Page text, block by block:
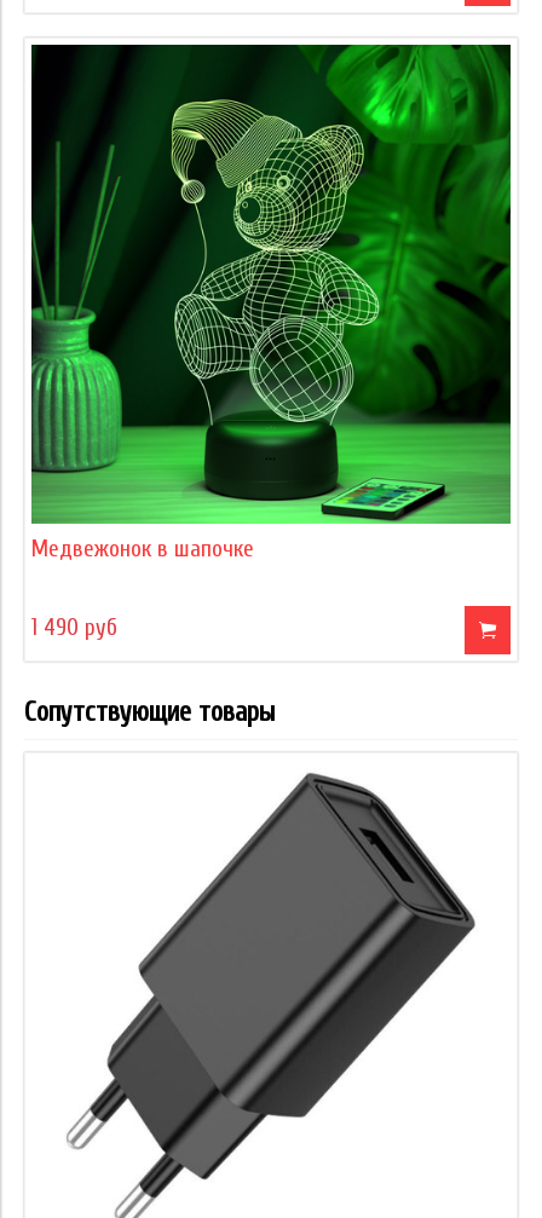
Медвежонок в шапочке
1 490 руб
Сопутствующие товары